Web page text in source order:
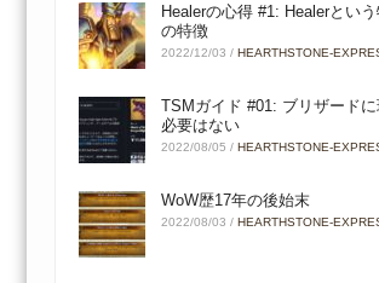
Healerの心得 #1: Healerとい
の特徴
2022/12/03 / HEARTHSTONE-
TSMガイド #01: ブリザードに
必要はない
2022/08/05 /HEARTHSTONE-
WoW歴17年の後始末
2022/08/03 /HEARTHSTONE-